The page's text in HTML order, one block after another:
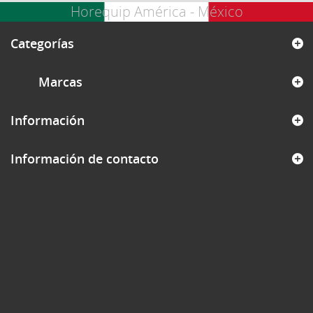
Horequip América - México
Categorías
Marcas
Información
Información de contacto